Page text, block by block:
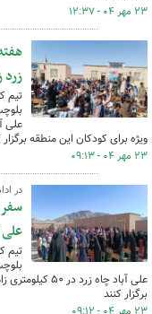
۲۳ مهر ۰۴ - ۱۲:۳۷
تیم
ویژه برای کودکان این منطقه برگزار
۲۳ مهر ۰۴ - ۰۹:۱۳
در
تیم
علی آباد چاه
برگزار کنند